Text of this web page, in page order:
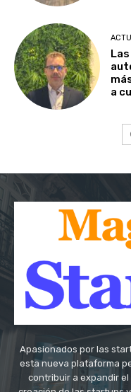
a
Apasionados por las
esta nueva plataforma
contribuir a expandir